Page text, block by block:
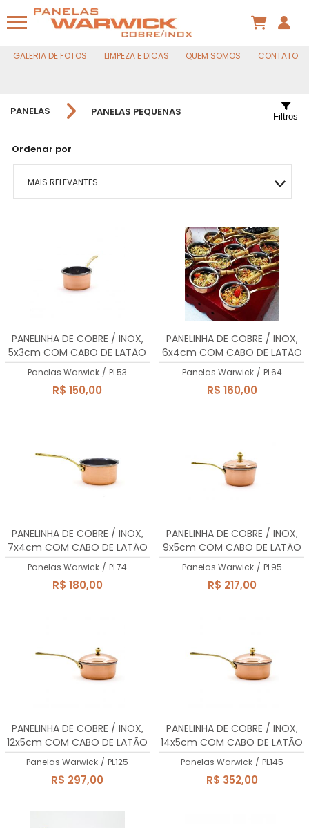
GALERIA DE FOTOS LIMPEZA E DICAS QUEM SOMOS CONTATO
PANELAS PANELAS PEQUENAS
Ordenar por
MAIS RELEVANTES
MAIOR PREÇO
Filtros
PANELINHA DE COBRE / INOX,
5x3cm COM CABO DE LATÃO
MACIÇO, 60ml
Panelas Warwick / PL53
R$ 150,00
PANELINHA DE COBRE / INOX,
6x4cm COM CABO DE LATÃO
MACIÇO, 100ml
Panelas Warwick / PL64
R$ 160,00
PANELINHA DE COBRE / INOX,
7x4cm COM CABO DE LATÃO
MACIÇO, 130ml
Panelas Warwick / PL74
R$ 180,00
PANELINHA DE COBRE / INOX,
9x5cm COM CABO DE LATÃO
MACIÇO, 350ml
Panelas Warwick / PL95
R$ 217,00
PANELINHA DE COBRE / INOX,
12x5cm COM CABO DE LATÃO
MACIÇO, 560ml
Panelas Warwick / PL125
R$ 297,00
PANELINHA DE COBRE / INOX,
14x5cm COM CABO DE LATÃO
MACIÇO, 770ml
Panelas Warwick / PL145
R$ 352,00